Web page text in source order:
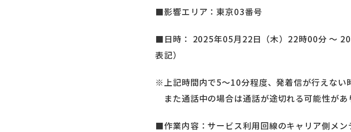
■影響エリア：東京03番号
■日時： 2025年05月22日（木）22時00分 ～
表記）
※上記時間内で5～10分程度、発着信が行えない
また通話中の場合は通話が途切れる可能性があ
■作業内容：サービス利用回線のキャリア側メン